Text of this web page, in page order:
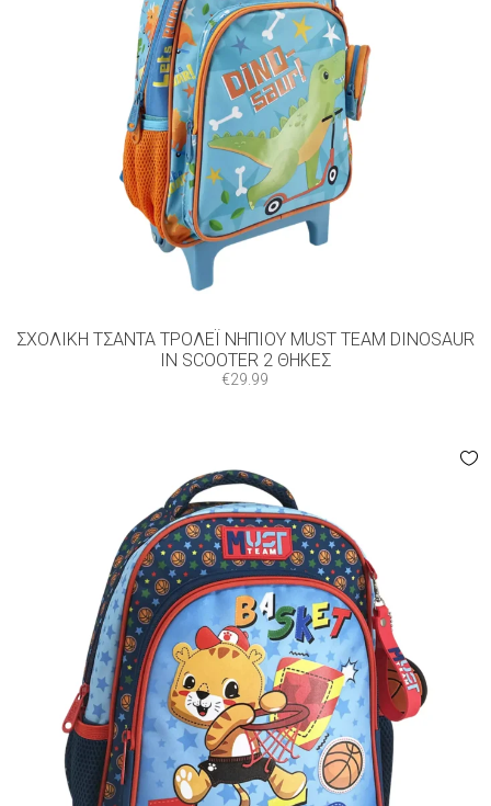
ΣΧΟΛΙΚΉ ΤΣΆΝΤΑ ΤΡΌΛΕΪ ΝΗΠΊΟΥ MUST TEAM DINOSAUR
IN SCOOTER 2 ΘΉΚΕΣ
€29.99